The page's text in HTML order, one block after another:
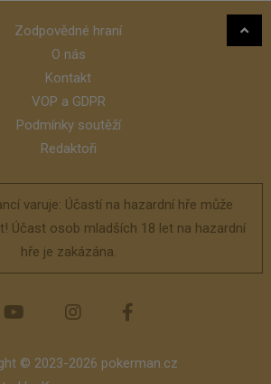
Zodpovědné hraní
O nás
Kontakt
VOP a GDPR
Podmínky soutěží
Redaktoři
varuje: Účastí na hazardní hře může
Účast osob mladších 18 let na hazardní
hře je zakázána.
© 2023-2026 pokerman.cz